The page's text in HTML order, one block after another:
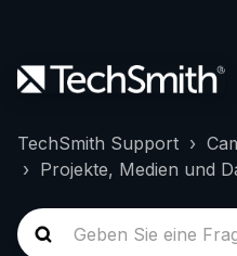
TechSmith Support
Projekte, Medien und